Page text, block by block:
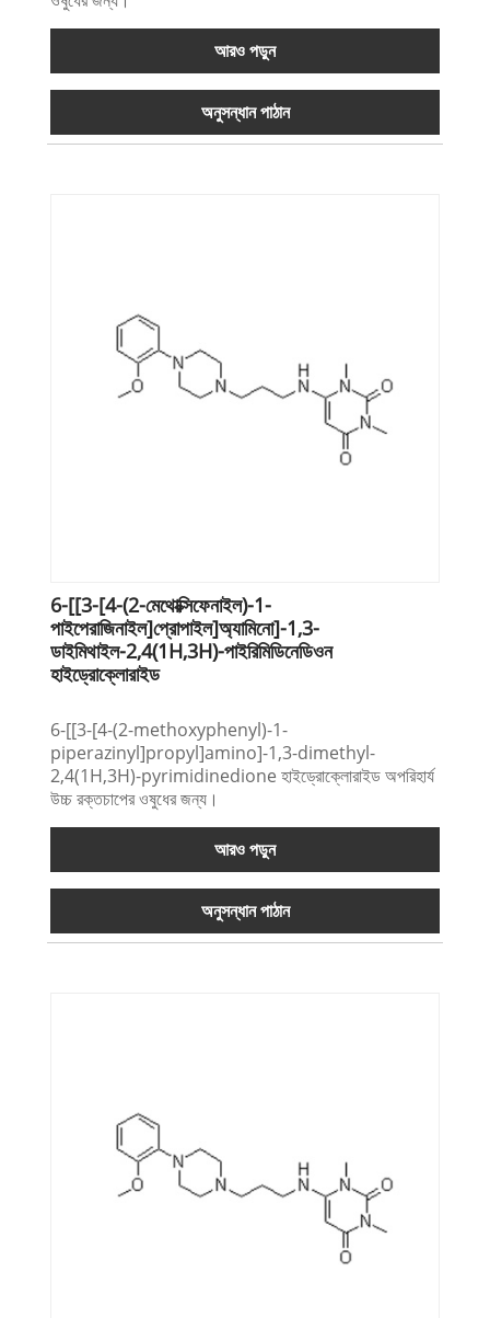
আরও পড়ুন
অনুসন্ধান পাঠান
6-[[3-[4-(2-মেথোক্সিফেনাইল)-1-
পাইপেরাজিনাইল]প্রোপাইল]অ্যামিনো]-1,3-
ডাইমিথাইল-2,4(1H,3H)-পাইরিমিডিনেডিওন
হাইড্রোক্লোরাইড
6-[[3-[4-(2-methoxyphenyl)-1-
piperazinyl]propyl]amino]-1,3-dimethyl-
2,4(1H,3H)-pyrimidinedione হাইড্রোক্লোরাইড অপরিহার্য
উচ্চ রক্তচাপের ওষুধের জন্য।
আরও পড়ুন
অনুসন্ধান পাঠান